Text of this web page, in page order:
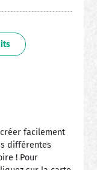
facilement
différentes
! Pour